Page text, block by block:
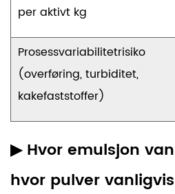
per aktivt kg
Prosessvariabilitetrisiko
(overføring, turbiditet,
kakefaststoffer)
▶Hvor emulsjon
hvor pulver